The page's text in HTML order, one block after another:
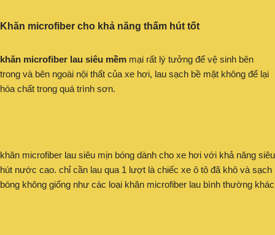
Khăn microfiber cho khả năng thấm hút tốt
khăn microfiber lau siêu mềm mại rất lý tưởng để vệ sinh bên
trong và bên ngoài nội thất của xe hơi, lau sạch bề mặt không để lại
hóa chất trong quá trình sơn.
khăn microfiber lau siêu mịn bóng dành cho xe hơi với khả năng siêu
hút nước cao. chỉ cần lau qua 1 lượt là chiếc xe ô tô đã khô và sạch
bóng không giống như các loại khăn microfiber lau bình thường khác